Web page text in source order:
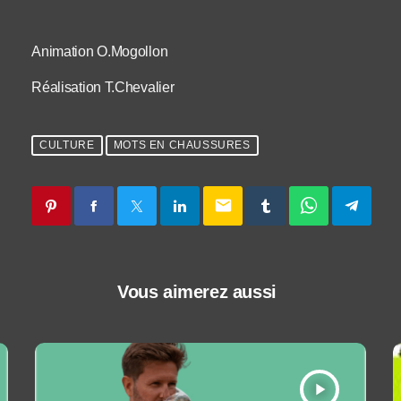
Animation O.Mogollon
Réalisation T.Chevalier
CULTURE MOTS EN CHAUSSURES
email
Vous aimerez aussi
play_arrow